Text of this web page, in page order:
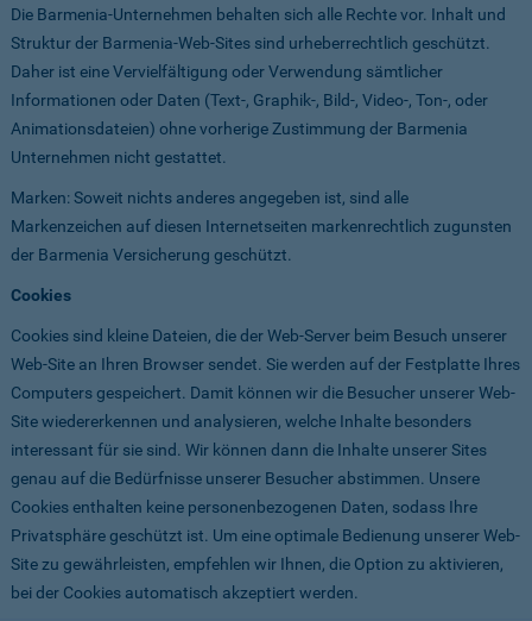
Die Barmenia-Unternehmen behalten sich alle Rechte vor. Inhalt und
Struktur der Barmenia-Web-Sites sind urheberrechtlich geschützt.
Daher ist eine Vervielfältigung oder Verwendung sämtlicher
Informationen oder Daten (Text-, Graphik-, Bild-, Video-, Ton-, oder
Animationsdateien) ohne vorherige Zustimmung der Barmenia
Unternehmen nicht gestattet.
Marken: Soweit nichts anderes angegeben ist, sind alle
Markenzeichen auf diesen Internetseiten markenrechtlich zugunsten
der Barmenia Versicherung geschützt.
Cookies
Cookies sind kleine Dateien, die der Web-Server beim Besuch unserer
Web-Site an Ihren Browser sendet. Sie werden auf der Festplatte Ihres
Computers gespeichert. Damit können wir die Besucher unserer Web-
Site wiedererkennen und analysieren, welche Inhalte besonders
interessant für sie sind. Wir können dann die Inhalte unserer Sites
genau auf die Bedürfnisse unserer Besucher abstimmen. Unsere
Cookies enthalten keine personenbezogenen Daten, sodass Ihre
Privatsphäre geschützt ist. Um eine optimale Bedienung unserer Web-
Site zu gewährleisten, empfehlen wir Ihnen, die Option zu aktivieren,
bei der Cookies automatisch akzeptiert werden.